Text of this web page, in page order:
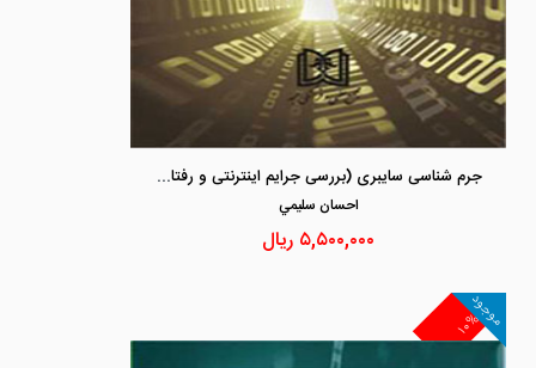
جرم شناسی سایبری (بررسی جرایم اینترنتی و رفتار مجرمانه)
احسان سليمي
۵,۵۰۰,۰۰۰ ریال
۱۰%
موجود